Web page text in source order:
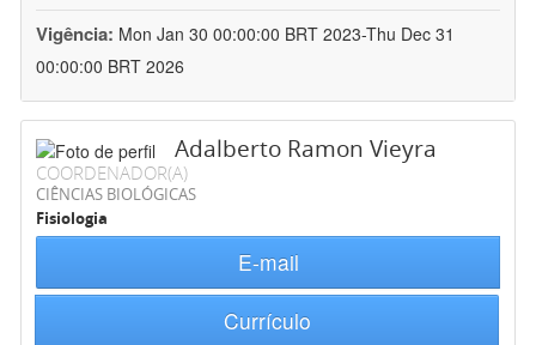
Vigência: Mon Jan 30 00:00:00 BRT 2023-Thu Dec 31
00:00:00 BRT 2026
Adalberto Ramon Vieyra
COORDENADOR(A)
CIÊNCIAS BIOLÓGICAS
Fisiologia
E-mail
Currículo